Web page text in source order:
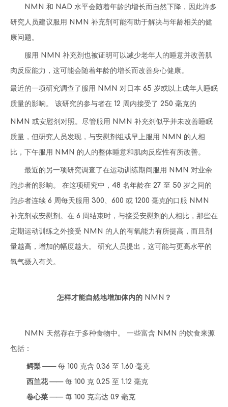
NMN 和 NAD 水平会随着年龄的增长而自然下降，因此许多
研究人员建议服用 NMN 补充剂可能有助于解决与年龄相关的健
康问题。
服用 NMN 补充剂也被证明可以减少老年人的睡意并改善肌
肉反应能力，这可能会随着年龄的增长而改善身心健康。
最近的一项研究调查了服用 NMN 对日本 65 岁或以上成年人睡眠
质量的影响。 该研究的参与者在 12 周内接受了 250 毫克的
NMN 或安慰剂对照。尽管服用 NMN 补充剂似乎并未改善睡眠
质量，但研究人员发现，与安慰剂组或早上服用 NMN 的人相
比，下午服用 NMN 的人的整体睡意和肌肉反应性有所改善。
最近的另一项研究调查了在运动训练期间服用 NMN 对业余
跑步者的影响。 在这项研究中，48 名年龄在 27 至 50 岁之间的
跑步者连续 6 周每天服用 300、600 或 1200 毫克的口服 NMN
补充剂或安慰剂。在 6 周结束时，与接受安慰剂的人相比，那些在
定期运动训练之外接受 NMN 的人的有氧能力有所提高，而且剂
量越高，增加的幅度越大。 研究人员提出，这可能与更高水平的
氧气摄入有关。
怎样才能自然地增加体内的 NMN？
NMN 天然存在于多种食物中。 一些富含 NMN 的饮食来源
包括：
鳄梨—— 每 100 克含 0.36 至 1.60 毫克
西兰花—— 每 100 克 0.25 至 1.12 毫克
卷心菜 —— 每 100 克高达 0.9 毫克